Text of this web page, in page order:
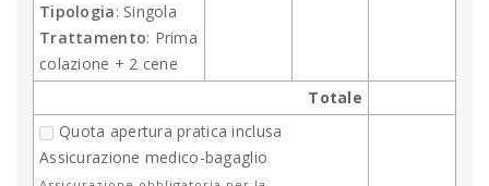
Tipologia: Singola
Trattamento: Prima
colazione + 2 cene
Totale
Quota apertura pratica inclusa
Assicurazione medico-bagaglio